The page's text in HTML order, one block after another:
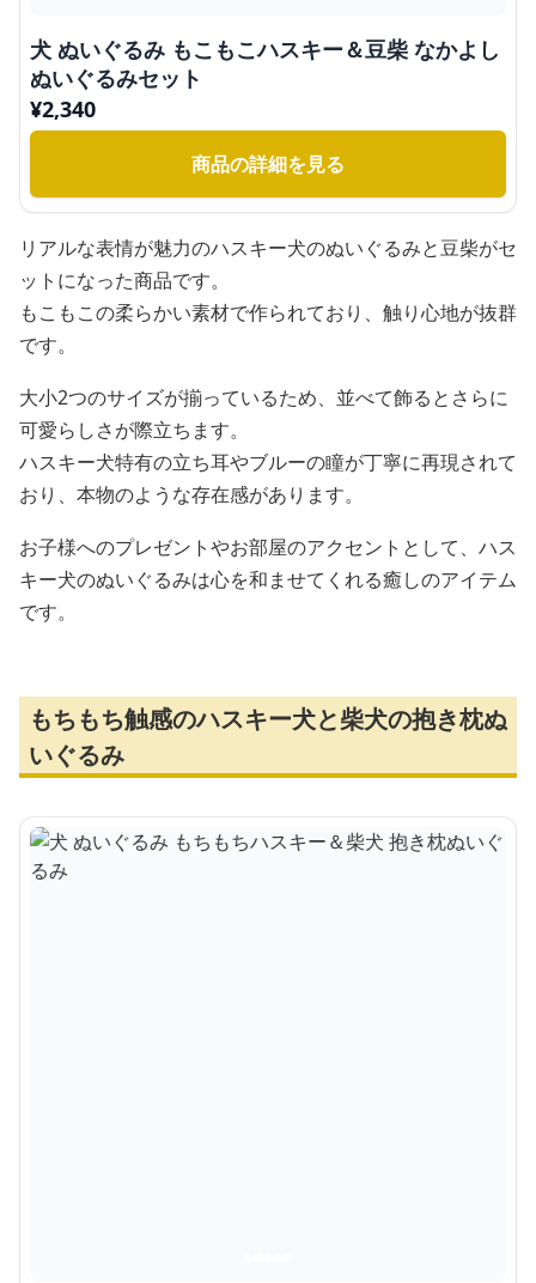
犬 ぬいぐるみ もこもこハスキー＆豆柴 なかよし
ぬいぐるみセット
¥2,340
商品の詳細を見る
リアルな表情が魅力のハスキー犬のぬいぐるみと豆柴がセ
ットになった商品です。
もこもこの柔らかい素材で作られており、触り心地が抜群
です。
大小2つのサイズが揃っているため、並べて飾るとさらに
可愛らしさが際立ちます。
ハスキー犬特有の立ち耳やブルーの瞳が丁寧に再現されて
おり、本物のような存在感があります。
お子様へのプレゼントやお部屋のアクセントとして、ハス
キー犬のぬいぐるみは心を和ませてくれる癒しのアイテム
です。
もちもち触感のハスキー犬と柴犬の抱き枕ぬ
いぐるみ